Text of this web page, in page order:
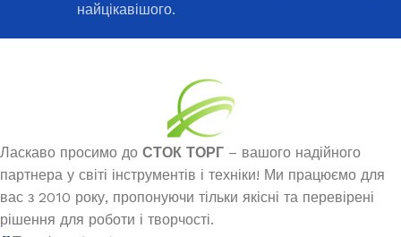
найцікавішого.
Ласкаво просимо до СТОК ТОРГ – вашого надійного
партнера у світі інструментів і техніки! Ми працюємо для
вас з 2010 року, пропонуючи тільки якісні та перевірені
рішення для роботи і творчості.